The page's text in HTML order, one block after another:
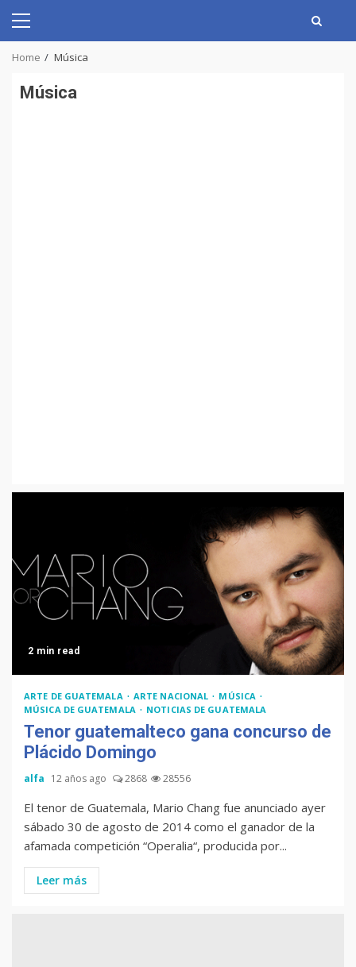
Primary
Home Música
Música
2 min read
ARTE DE GUATEMALA ARTE NACIONAL
MÚSICA
MÚSICA DE GUATEMALA
NOTICIAS DE GUATEMALA
Tenor guatemalteco gana concurso de
Plácido Domingo
alfa 12 años ago 2868 28556
El tenor de Guatemala, Mario Chang fue anunciado ayer
sábado 30 de agosto de 2014 como el ganador de la
afamada competición “Operalia“, producida por...
Leer más